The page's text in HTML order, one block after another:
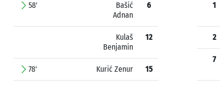
58'
Bašić
Adnan
6
Kulaš
Benjamin
12
78' Kurić Zenur 15
1
2
7